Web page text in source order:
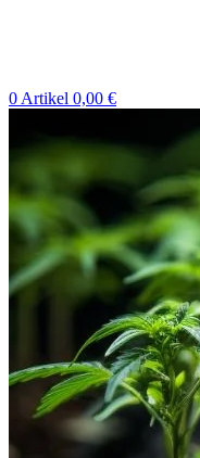
0 Artikel 0,00 €